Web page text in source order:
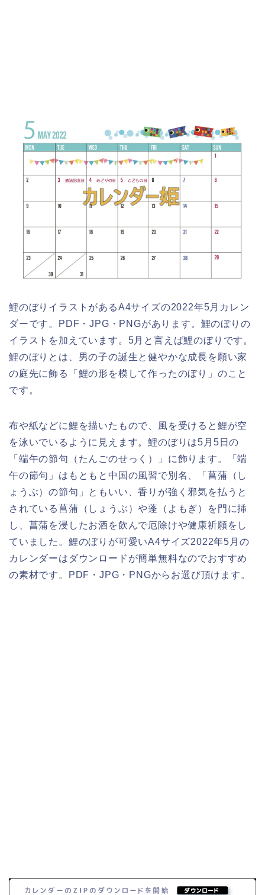
鯉のぼりイラストがあるA4サイズの2022年5月カレン
ダーです。PDF・JPG・PNGがあります。鯉のぼりの
イラストを加えています。5月と言えば鯉のぼりです。
鯉のぼりとは、男の子の誕生と健やかな成長を願い家
の庭先に飾る「鯉の形を模して作ったのぼり」のこと
です。
布や紙などに鯉を描いたもので、風を受けると鯉が空
を泳いでいるように見えます。鯉のぼりは5月5日の
「端午の節句（たんごのせっく）」に飾ります。「端
午の節句」はもともと中国の風習で別名、「菖蒲（し
ょうぶ）の節句」ともいい、香りが強く邪気を払うと
されている菖蒲（しょうぶ）や蓬（よもぎ）を門に挿
し、菖蒲を浸したお酒を飲んで厄除けや健康祈願をし
ていました。鯉のぼりが可愛いA4サイズ2022年5月の
カレンダーはダウンロードが簡単無料なのでおすすめ
の素材です。PDF・JPG・PNGからお選び頂けます。